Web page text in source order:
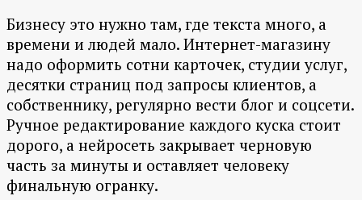
Бизнесу это нужно там, где текста много, а
времени и людей мало. Интернет-магазину
надо оформить сотни карточек, студии услуг,
десятки страниц под запросы клиентов, а
собственнику, регулярно вести блог и соцсети.
Ручное редактирование каждого куска стоит
дорого, а нейросеть закрывает черновую
часть за минуты и оставляет человеку
финальную огранку.